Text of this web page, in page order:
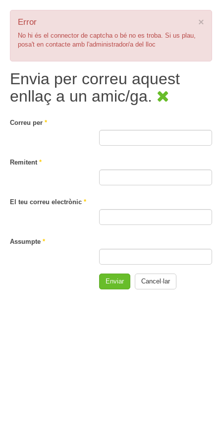
×
Error
No hi és el connector de captcha o bé no es troba. Si us plau,
posa't en contacte amb l'administrador/a del lloc
Envia per correu aquest
enllaç a un amic/ga.
Correu per *
Remitent*
El teu correu electrònic *
Assumpte *
Enviar Cancel·lar